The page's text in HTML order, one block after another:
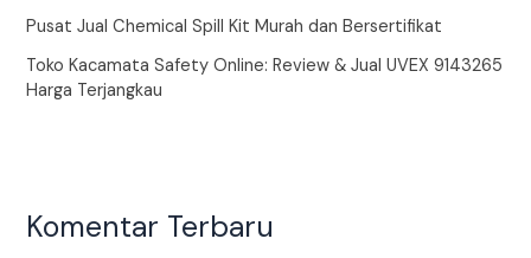
Pusat Jual Chemical Spill Kit Murah dan Bersertifikat
Toko Kacamata Safety Online: Review & Jual UVEX 9143265
Harga Terjangkau
Komentar Terbaru